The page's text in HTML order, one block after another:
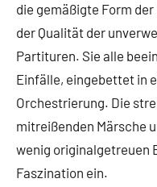
die gemäßigte Form
der Qualität der
Partituren. Sie alle
Einfälle, eingebettet in
Orchestrierung. Die
mitreißenden Märsche
wenig originalgetreuen
Faszination ein.